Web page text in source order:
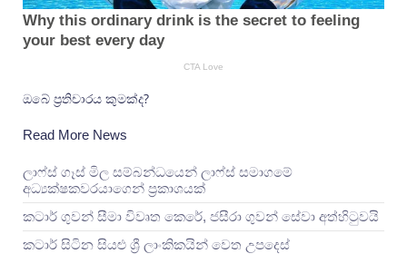
ඔබේ ප්‍රතිචාරය කුමක්ද?
Read More News
ලාෆ්ස් ගෑස් මිල සම්බන්ධයෙන් ලාෆ්ස් සමාගමේ
අධ්‍යක්ෂකවරයාගෙන් ප්‍රකාශයක්
කටාර් ගුවන් සීමා විවෘත කෙරේ, ජසීරා ගුවන් සේවා අත්හි‍ටුවයි
කටාර් සිටින සියළු ශ්‍රී ලාංකිකයින් වෙත උපදෙස්